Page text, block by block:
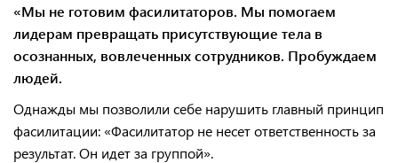
«Мы не готовим фасилитаторов. Мы помогаем
лидерам превращать присутствующие тела в
осознанных, вовлеченных сотрудников. Пробуждаем
людей.
Однажды мы позволили себе нарушить главный принцип
фасилитации: «Фасилитатор не несет ответственность за
результат. Он идет за группой».